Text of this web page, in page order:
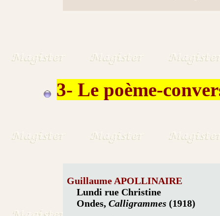
3- Le poème-
Guillaume APOLLINAIRE
Lundi rue Christine
Ondes, Calligrammes (1918)